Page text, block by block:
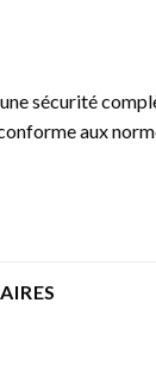
sécurité
aux